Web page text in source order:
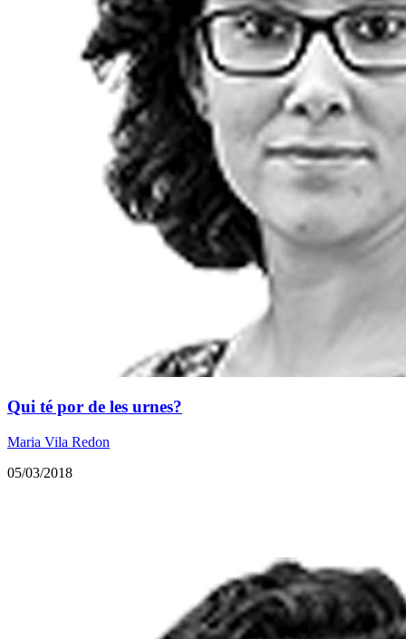
Qui té por de les urnes?
Maria Vila Redon
05/03/2018